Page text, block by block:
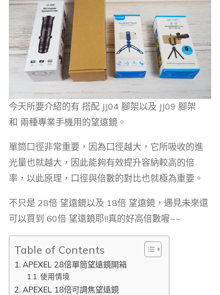
今天所要介紹的有 搭配 JJ04 腳架以及 JJ09 腳架
和 兩種專業手機用的望遠鏡。
單筒口徑非常重要，因為口徑越大，它所吸收的進
光量也就越大，因此能夠有效提升容納較高的倍
率，以此原理，口徑與倍數的對比也就極為重要。
不只是 28倍 望遠鏡以及 18倍 望遠鏡，遇見未來還
可以買到 60倍 望遠鏡耶!!真的好高倍數喔~~
Table of Contents
APEXEL 28倍單筒望遠鏡開箱
使用情境
APEXEL 18倍可調焦望遠鏡